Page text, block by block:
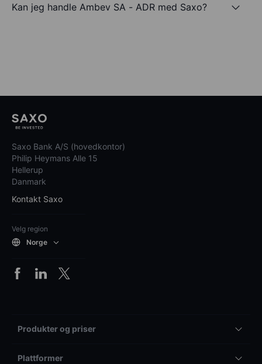
Kan jeg handle Ambev SA - ADR med Saxo?
Saxo Bank A/S (hovedkontor)
Philip Heymans Alle 15
Hellerup
Danmark
Kontakt Saxo
Velg region
Norge
Produkter og priser
Plattformer